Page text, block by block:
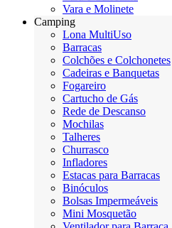
Vara e Molinete
Camping
Lona MultiUso
Barracas
Colchões e Colchonetes
Cadeiras e Banquetas
Fogareiro
Cartucho de Gás
Rede de Descanso
Mochilas
Talheres
Churrasco
Infladores
Estacas para Barracas
Binóculos
Bolsas Impermeáveis
Mini Mosquetão